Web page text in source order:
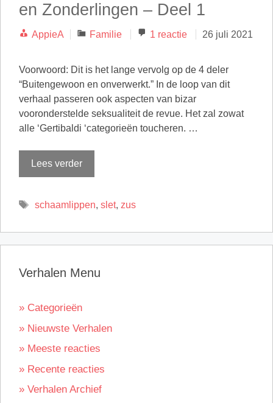
en Zonderlingen – Deel 1
AppieA Categorieën
Familie 1 reactie 26 juli 2021
Voorwoord: Dit is het lange vervolg op de 4 deler
“Buitengewoon en onverwerkt.” In de loop van dit
verhaal passeren ook aspecten van bizar
vooronderstelde seksualiteit de revue. Het zal zowat
alle ‘Gertibaldi ‘categorieën toucheren. …
Lees verder
Tags
schaamlippen, slet, zus
Verhalen Menu
» Categorieën
» Nieuwste Verhalen
» Meeste reacties
» Recente reacties
» Verhalen Archief